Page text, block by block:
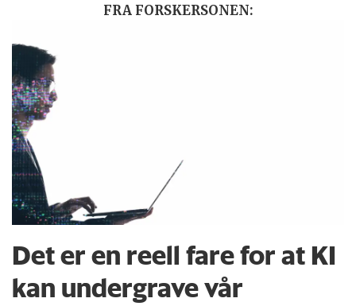
FRA FORSKERSONEN:
Det er en reell fare for at KI
kan undergrave vår